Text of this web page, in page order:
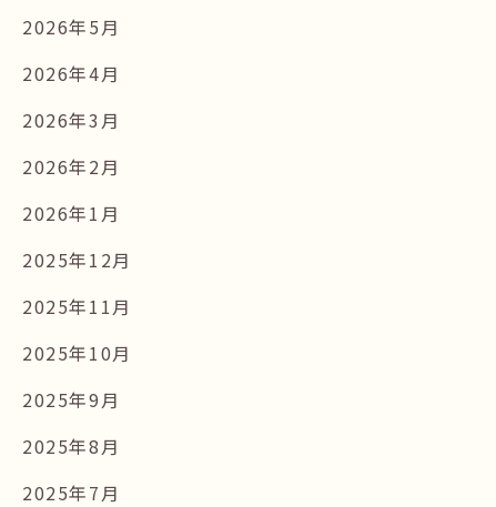
2026年5月
2026年4月
2026年3月
2026年2月
2026年1月
2025年12月
2025年11月
2025年10月
2025年9月
2025年8月
2025年7月